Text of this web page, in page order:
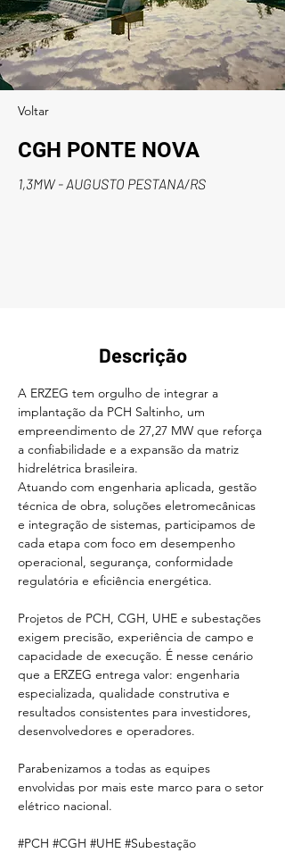
Voltar
CGH PONTE NOVA
1,3MW - AUGUSTO PESTANA/RS
Descrição
A ERZEG tem orgulho de integrar a
implantação da PCH Saltinho, um
empreendimento de 27,27 MW que reforça
a confiabilidade e a expansão da matriz
hidrelétrica brasileira.
Atuando com engenharia aplicada, gestão
técnica de obra, soluções eletromecânicas
e integração de sistemas, participamos de
cada etapa com foco em desempenho
operacional, segurança, conformidade
regulatória e eficiência energética.
Projetos de PCH, CGH, UHE e subestações
exigem precisão, experiência de campo e
capacidade de execução. É nesse cenário
que a ERZEG entrega valor: engenharia
especializada, qualidade construtiva e
resultados consistentes para investidores,
desenvolvedores e operadores.
Parabenizamos a todas as equipes
envolvidas por mais este marco para o setor
elétrico nacional.
#PCH #CGH #UHE #Subestação